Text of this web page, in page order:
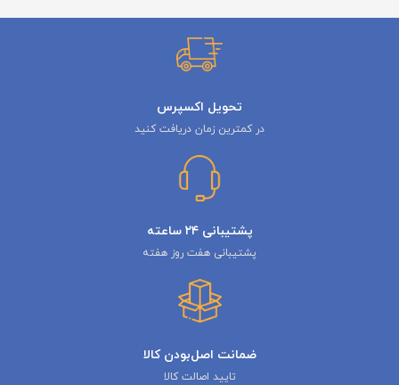
تحویل اکسپرس
در کمترین زمان دریافت کنید
پشتیبانی ۲۴ ساعته
پشتیبانی هفت روز هفته
ضمانت اصل‌بودن کالا
تایید اصالت کالا